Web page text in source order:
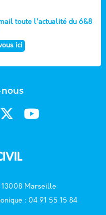
toute l'actualité du 6&8
ici
13008 Marseille
: 04 91 55 15 84